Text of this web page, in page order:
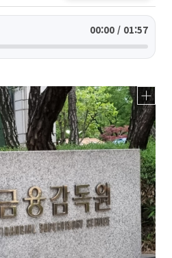
00:00 / 01:57